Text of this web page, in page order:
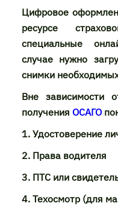
Цифровое
ресурсе
специальные
случае нужно
снимки
Вне зависимости
получения ОСАГО
1. Удостоверение
2. Права водителя
3. ПТС или
4. Техосмотр (для